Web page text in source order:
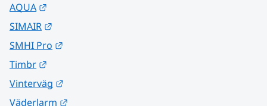
AQUA
SIMAIR
SMHI Pro
Timbr
Vinterväg
Väderlarm